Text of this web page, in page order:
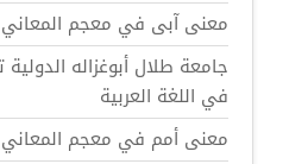
معنى آبى في معجم المعاني
جامعة طلال أبوغزاله
في اللغة العربية
معنى أمم في معجم المعاني